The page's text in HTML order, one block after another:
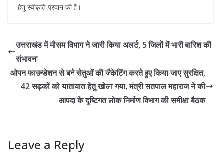
हेतु स्वीकृति प्रदान की है।
उत्तराखंड में मौसम विभाग ने जारी किया अलर्ट, 5 जिलों में भारी बारिश की
संभावना
ओपन फाउन्डेशन से बने सेतुओं की जैकेटिंग करते हुए किया जाए सुरक्षित,
42 सड़कों को यातायात हेतु खोला गया, मंत्री सतपाल महाराज ने की
आपदा के दृष्टिगत लोक निर्माण विभाग की समीक्षा बैठक
Leave a Reply